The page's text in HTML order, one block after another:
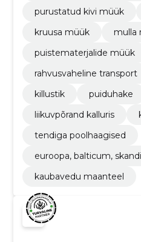
purustatud kivi müük
kruusa müük
mulla
puistematerjalide müük
rahvusvaheline transport
killustik
puiduhake
liikuvpõrand kalluris
tendiga poolhaagised
euroopa, balticum,
kaubavedu maanteel